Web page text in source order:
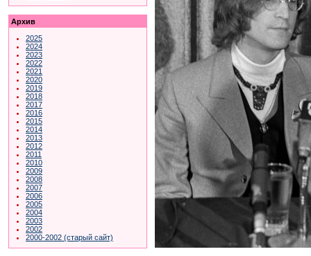
Архив
2025
2024
2023
2022
2021
2020
2019
2018
2017
2016
2015
2014
2013
2012
2011
2010
2009
2008
2007
2006
2005
2004
2003
2002
2000-2002 (старый сайт)